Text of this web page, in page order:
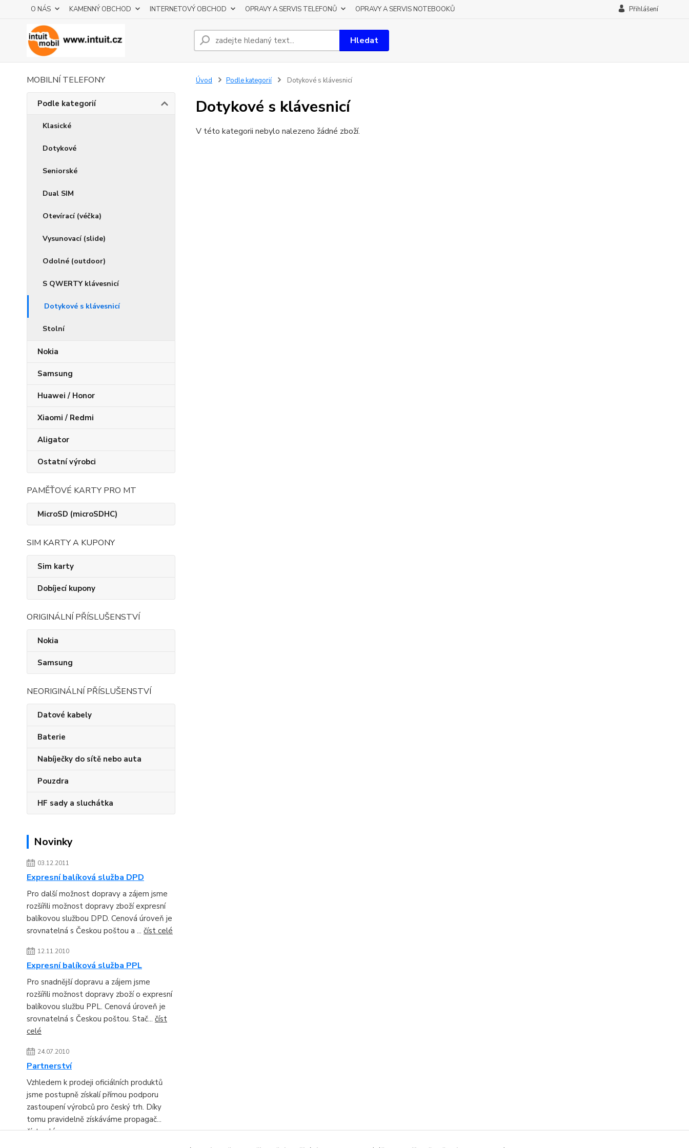
O NÁS KAMENNÝ OBCHOD INTERNETOVÝ OBCHOD OPRAVY A SERVIS TELEFONŮ OPRAVY A SERVIS NOTEBOOKŮ Přihlášení
Hledat
MOBILNÍ TELEFONY
Podle kategorií
Klasické
Dotykové
Seniorské
Dual SIM
Otevírací (véčka)
Vysunovací (slide)
Odolné (outdoor)
S QWERTY klávesnicí
Dotykové s klávesnicí
Stolní
Nokia
Samsung
Huawei / Honor
Xiaomi / Redmi
Aligator
Ostatní výrobci
PAMĚŤOVÉ KARTY PRO MT
MicroSD (microSDHC)
SIM KARTY A KUPONY
Sim karty
Dobíjecí kupony
ORIGINÁLNÍ PŘÍSLUŠENSTVÍ
Nokia
Samsung
NEORIGINÁLNÍ PŘÍSLUŠENSTVÍ
Datové kabely
Baterie
Nabíječky do sítě nebo auta
Pouzdra
HF sady a sluchátka
Novinky
03.12.2011
Expresní balíková služba DPD
Pro další možnost dopravy a zájem jsme
rozšířili možnost dopravy zboží expresní
balíkovou službou DPD. Cenová úroveň je
srovnatelná s Českou poštou a ... číst celé
12.11.2010
Expresní balíková služba PPL
Pro snadnější dopravu a zájem jsme
rozšířili možnost dopravy zboží o expresní
balíkovou službu PPL. Cenová úroveň je
srovnatelná s Českou poštou. Stač... číst
celé
24.07.2010
Partnerství
Vzhledem k prodeji oficiálních produktů
jsme postupně získalí přímou podporu
zastoupení výrobců pro český trh. Díky
tomu pravidelně získáváme propagač...
číst celé
Úvod Podle kategorií Dotykové s klávesnicí
Dotykové s klávesnicí
V této kategorii nebylo nalezeno žádné zboží.